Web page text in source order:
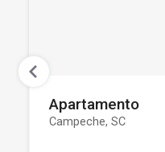
Apartamento
Campeche, SC